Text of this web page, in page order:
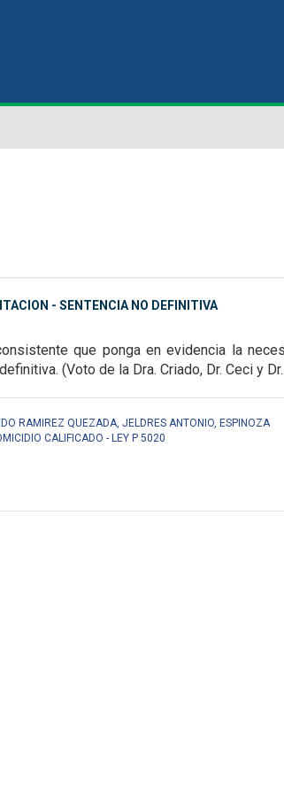
- SENTENCIA NO DEFINITIVA
que ponga en evidencia la
(Voto de la Dra. Criado, Dr. Ceci y
RAMIREZ QUEZADA, JELDRES ANTONIO, ESPINOZA
CALIFICADO - LEY P 5020